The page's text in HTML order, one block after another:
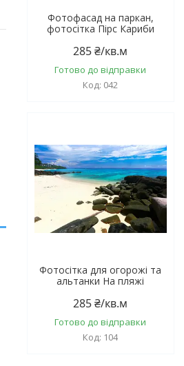
Фотофасад на паркан,
фотосітка Пірс Кариби
285 ₴/кв.м
Готово до відправки
042
Фотосітка для огорожі та
альтанки На пляжі
285 ₴/кв.м
Готово до відправки
104